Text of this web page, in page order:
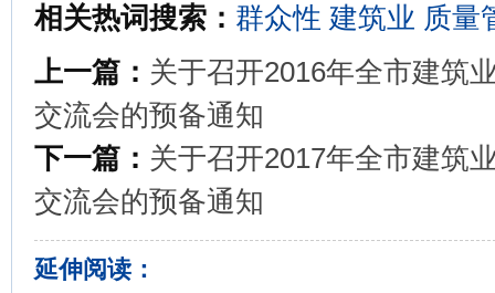
相关热词搜索： 群众性 建筑业 质量
上一篇： 关于召开2016年全市建筑
交流会的预备通知
下一篇： 关于召开2017年全市建筑
交流会的预备通知
延伸阅读：